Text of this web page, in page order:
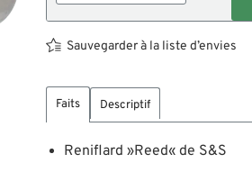
Sauvegarder à la liste d’envies
Faits Descriptif
Reniflard »Reed« de S&S